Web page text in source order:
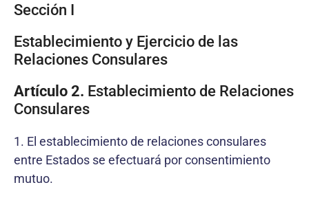
Sección I
Establecimiento y Ejercicio de las
Relaciones Consulares
Artículo 2. Establecimiento de Relaciones
Consulares
1. El establecimiento de relaciones consulares
entre Estados se efectuará por consentimiento
mutuo.